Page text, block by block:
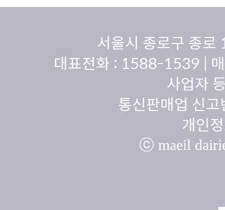
서울시 종로구 종
대표전화 : 1588-1539 |
사업자
통신판매업 신
개인
ⓒ maeil